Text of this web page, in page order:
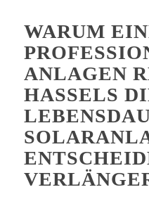
WARUM
ANLAGEN
HASSELS